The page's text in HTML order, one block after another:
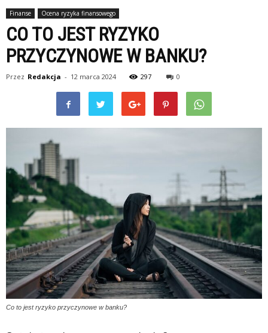
Finanse Ocena ryzyka finansowego
CO TO JEST RYZYKO
PRZYCZYNOWE W BANKU?
Przez Redakcja - 12 marca 2024 297 0
Co to jest ryzyko przyczynowe w banku?